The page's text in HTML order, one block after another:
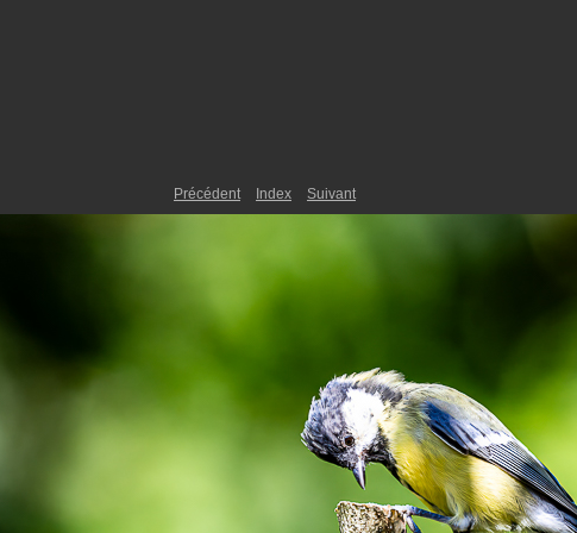
Précédent Index Suivant